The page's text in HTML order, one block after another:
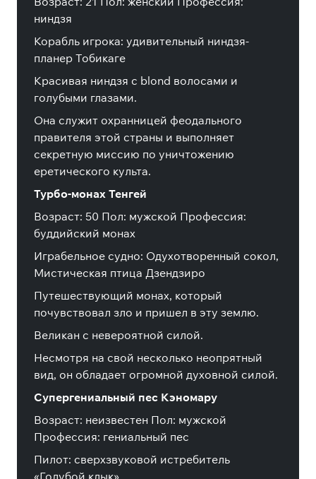
ниндзя
Корабль игрока: удивительный ниндзя-
планер Тобикаге
Красивая ниндзя с blond волосами и
голубыми глазами.
Она служит охранницей феодального
правителя этой страны и выполняет
секретную миссию по уничтожению
еретического культа.
Турбо-монах Тенгей
Возраст: 50 Пол: мужской Профессия:
буддийский монах
Играбельное судно: Одухотворенный сокол,
Мистическая птица Дзендзиро
Путешествующий монах, который
почувствовал зло и пришел в эту землю.
Великан с невероятной силой.
Несмотря на свой несколько неопрятный
вид, он обладает огромной духовной силой.
Супергениальный пес Кэномару
Возраст: неизвестен Пол: мужской
Профессия: гениальный пес
Пилот: сверхзвуковой истребитель
«Голубой клык»